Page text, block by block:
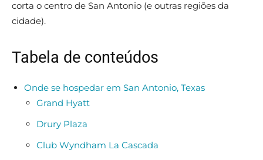
corta o centro de San Antonio (e outras regiões da
cidade).
Tabela de conteúdos
Onde se hospedar em San Antonio, Texas
Grand Hyatt
Drury Plaza
Club Wyndham La Cascada